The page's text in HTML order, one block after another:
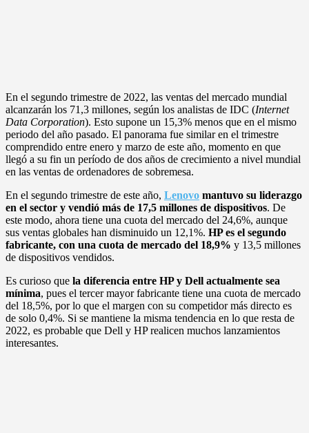
En el segundo trimestre de 2022, las ventas del mercado mundial
alcanzarán los 71,3 millones, según los analistas de IDC (Internet
Data Corporation). Esto supone un 15,3% menos que en el mismo
periodo del año pasado. El panorama fue similar en el trimestre
comprendido entre enero y marzo de este año, momento en que
llegó a su fin un período de dos años de crecimiento a nivel mundial
en las ventas de ordenadores de sobremesa.
En el segundo trimestre de este año, Lenovo mantuvo su liderazgo
en el sector y vendió más de 17,5 millones de dispositivos. De
este modo, ahora tiene una cuota del mercado del 24,6%, aunque
sus ventas globales han disminuido un 12,1%. HP es el segundo
fabricante, con una cuota de mercado del 18,9% y 13,5 millones
de dispositivos vendidos.
Es curioso que la diferencia entre HP y Dell actualmente sea
mínima, pues el tercer mayor fabricante tiene una cuota de mercado
del 18,5%, por lo que el margen con su competidor más directo es
de solo 0,4%. Si se mantiene la misma tendencia en lo que resta de
2022, es probable que Dell y HP realicen muchos lanzamientos
interesantes.